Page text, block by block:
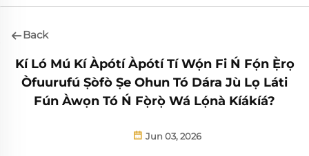
Back
Kí Ló Mú Kí Àpótí Àpótí Tí Wọ́n Fi Ń Fọ́n Ẹ̀rọ
Òfuurufú Ṣòfò Ṣe Ohun Tó Dára Jù Lọ Láti
Fún Àwọn Tó Ń Fọ̀rọ̀ Wá Lọ́nà Kíákíá?
Jun 03, 2026